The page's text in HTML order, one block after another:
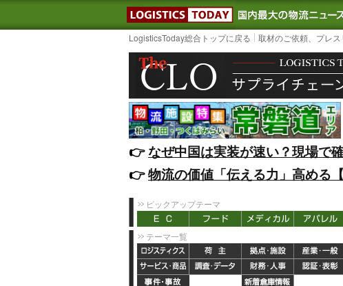
LOGISTICS TODAY
LogisticsToday総合トップに戻る 取材のご依頼、プレ
👉️なぜ中国は実装が速い？現場で
👉️物流の価値「伝える力」高める
ピックアップテーマ
テーマ一覧